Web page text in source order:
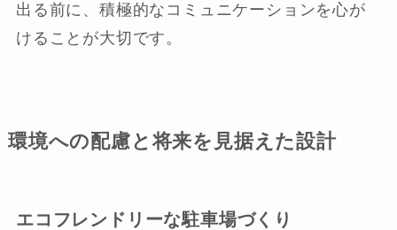
出る前に、積極的なコミュニケーションを心が
けることが大切です。
環境への配慮と将来を見据えた設計
エコフレンドリーな駐車場づくり